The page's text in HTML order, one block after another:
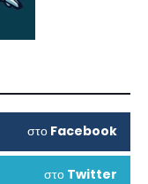
στο Facebook
στο Twitter